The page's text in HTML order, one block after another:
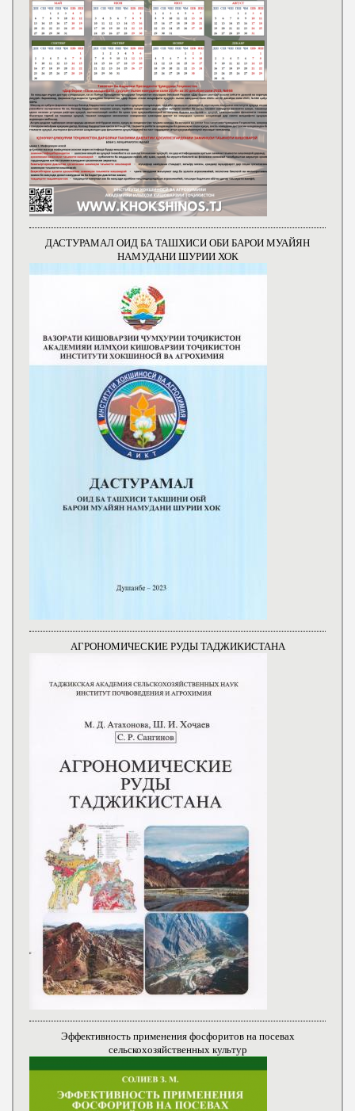
ДАСТУРАМАЛ ОИД БА ТАШХИСИ ОБИ БАРОИ МУАЙЯН
НАМУДАНИ ШУРИИ ХОК
АГРОНОМИЧЕСКИЕ РУДЫ ТАДЖИКИСТАНА
Эффективность применения фосфоритов на посевах
сельскохозяйственных культур